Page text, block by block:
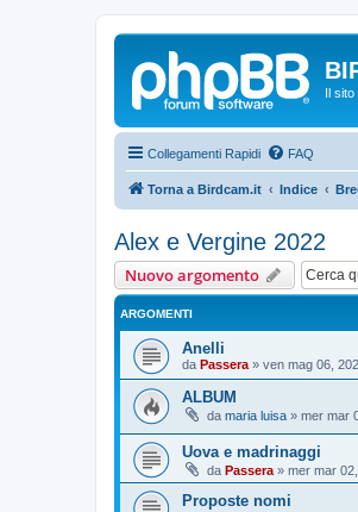
Il sito
Collegamenti Rapidi FAQ
Torna a Birdcam.it Indice
Alex e Vergine 2022
Nuovo argomento
ARGOMENTI
Anelli
da Passera » ven mag 06,
ALBUM
da maria luisa » mer mar
Uova e madrinaggi
da Passera » mer mar
Proposte nomi